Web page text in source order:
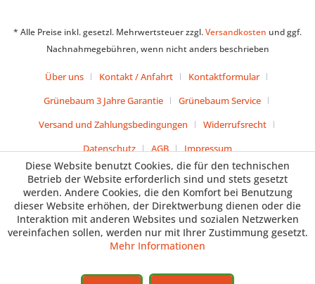
* Alle Preise inkl. gesetzl. Mehrwertsteuer zzgl.Versandkosten und ggf.
Nachnahmegebühren, wenn nicht anders beschrieben
Über uns Kontakt / Anfahrt
Kontaktformular
Grünebaum 3 Jahre Garantie
Grünebaum Service
Versand und Zahlungsbedingungen
Widerrufsrecht
Datenschutz
AGB Impressum
Diese Website benutzt Cookies, die für den technischen
Betrieb der Website erforderlich sind und stets gesetzt
werden. Andere Cookies, die den Komfort bei Benutzung
dieser Website erhöhen, der Direktwerbung dienen oder die
Interaktion mit anderen Websites und sozialen Netzwerken
vereinfachen sollen, werden nur mit Ihrer Zustimmung gesetzt.
Mehr Informationen